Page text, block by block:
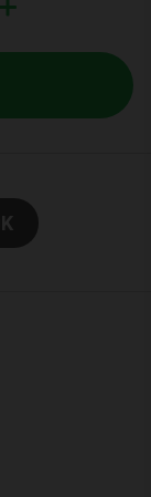
+